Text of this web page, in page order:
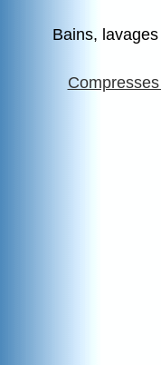
Bains,
Compresses